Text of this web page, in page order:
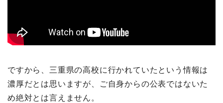
ですから、三重県の高校に行かれていたという情報は
濃厚だとは思いますが、ご自身からの公表ではないた
め絶対とは言えません。